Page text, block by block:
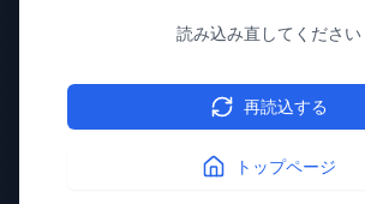
読み込み直してください
再読込する
トップページ